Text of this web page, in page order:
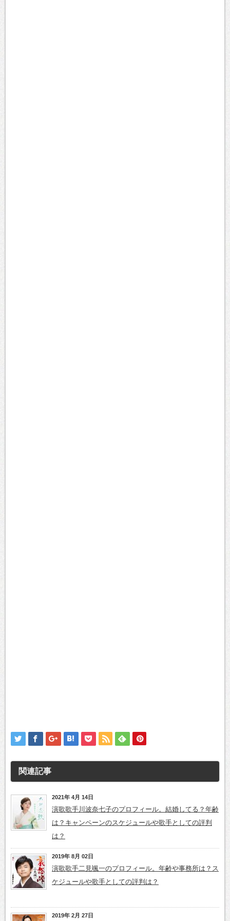
関連記事
2021年 4月 14日
演歌歌手川波奈七子のプロフィール。結婚してる？年齢
は？キャンペーンのスケジュールや歌手としての評判
は？
2019年 8月 02日
演歌歌手二見颯一のプロフィール。年齢や事務所は？ス
ケジュールや歌手としての評判は？
2019年 2月 27日